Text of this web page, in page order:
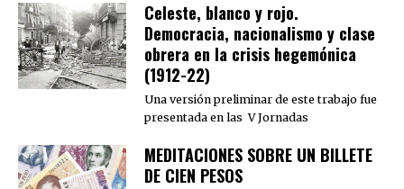
Celeste, blanco y rojo.
Democracia, nacionalismo y clase
obrera en la crisis hegemónica
(1912-22)
Una versión preliminar de este trabajo fue
presentada en las V Jornadas
MEDITACIONES SOBRE UN BILLETE
DE CIEN PESOS